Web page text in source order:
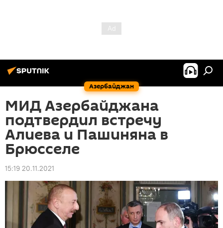
Азербайджан
МИД Азербайджана
подтвердил встречу
Алиева и Пашиняна в
Брюсселе
15:19 20.11.2021